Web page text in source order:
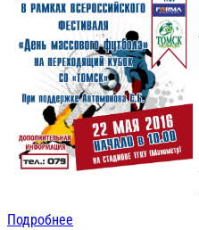
Подробнее